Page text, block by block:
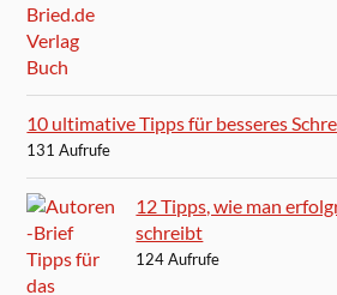
10 ultimative Tipps für besseres
131 Aufrufe
12 Tipps, wie man
schreibt
124 Aufrufe